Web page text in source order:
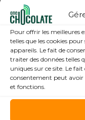
Pour offrir les meilleures
telles que les cookies
appareils. Le fait de
traiter des données telles
uniques sur ce site. Le
consentement peut avoir
et fonctions.
21 janvier 2026
« Pionniers
Tech :